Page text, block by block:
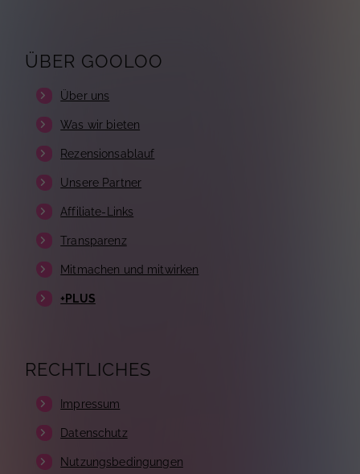
ÜBER GOOLOO
Über uns
Was wir bieten
Rezensionsablauf
Unsere Partner
Affiliate-Links
Transparenz
Mitmachen und mitwirken
+PLUS
RECHTLICHES
Impressum
Datenschutz
Nutzungsbedingungen